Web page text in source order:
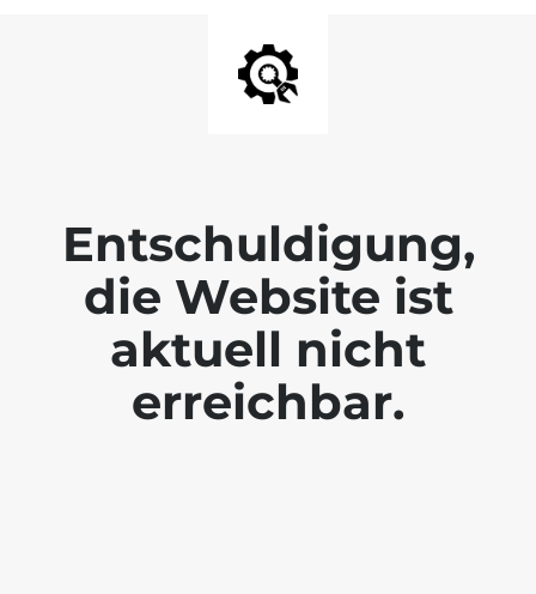
Entschuldigung,
die Website ist
aktuell nicht
erreichbar.